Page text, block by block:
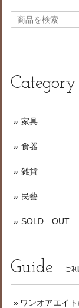
Category
家具
食器
雑貨
民藝
SOLD OUT
Guide ご
ワンオアエイ